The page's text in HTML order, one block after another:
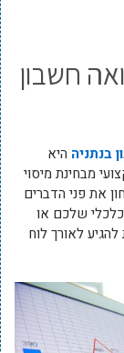
חשבון
בנתניה היא
מבחינת מיסוי
את פני הדברים
שלכם או
לאורך לוח